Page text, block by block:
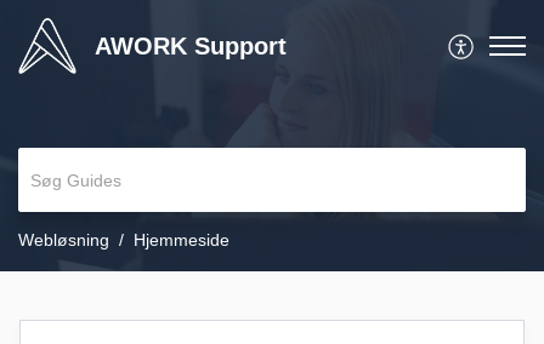
AWORK Support
Webløsning Hjemmeside